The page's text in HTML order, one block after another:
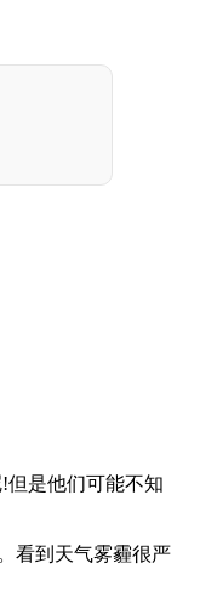
但是他们可能不知
看到天气雾霾很严